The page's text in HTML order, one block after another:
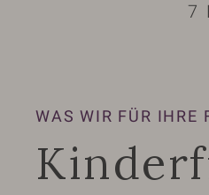
7
WAS WIR FÜR IHRE